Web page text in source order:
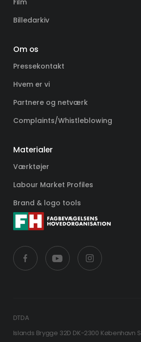
Billedarkiv
Om os
Pressekontakt
Hvem er vi
Partnere og netværk
Complaints/Whistleblowing
Materialer
Værktøjer
Labour Market Profiles
Brand & logo tools
DTDA
Islands Brygge 32D DK-2300 København S